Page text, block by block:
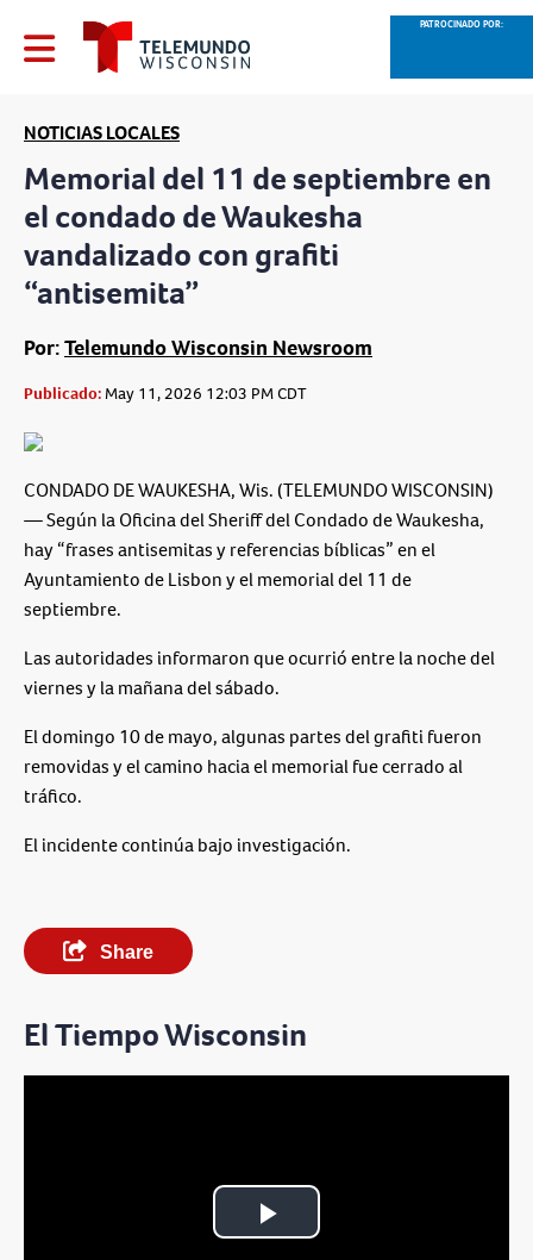
PATROCINADO POR:
NOTICIAS LOCALES
Memorial del 11 de septiembre en
el condado de Waukesha
vandalizado con grafiti
“antisemita”
Por:Telemundo Wisconsin Newsroom
Publicado: May 11, 2026 12:03 PM CDT
CONDADO DE WAUKESHA, Wis. (TELEMUNDO WISCONSIN)
— Según la Oficina del Sheriff del Condado de Waukesha,
hay “frases antisemitas y referencias bíblicas” en el
Ayuntamiento de Lisbon y el memorial del 11 de
septiembre.
Las autoridades informaron que ocurrió entre la noche del
viernes y la mañana del sábado.
El domingo 10 de mayo, algunas partes del grafiti fueron
removidas y el camino hacia el memorial fue cerrado al
tráfico.
El incidente continúa bajo investigación.
Share
El Tiempo Wisconsin
Play